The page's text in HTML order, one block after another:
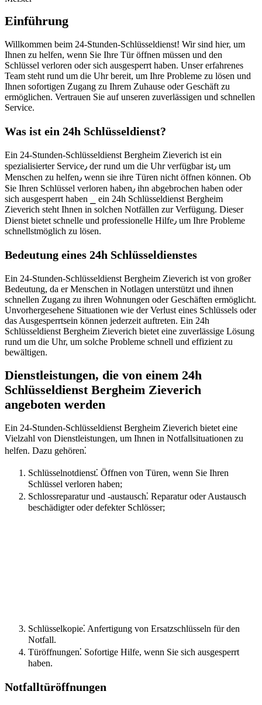
Einführung
Willkommen beim 24-Stunden-Schlüsseldienst!​ Wir sind hier, um
Ihnen zu helfen, wenn Sie Ihre Tür öffnen müssen und den
Schlüssel verloren oder sich ausgesperrt haben. Unser erfahrenes
Team steht rund um die Uhr bereit, um Ihre Probleme zu lösen und
Ihnen sofortigen Zugang zu Ihrem Zuhause oder Geschäft zu
ermöglichen.​ Vertrauen Sie auf unseren zuverlässigen und schnellen
Service.​
Was ist ein 24h Schlüsseldienst?
Ein 24-Stunden-Schlüsseldienst Bergheim Zieverich ist ein
spezialisierter Service٫ der rund um die Uhr verfügbar ist٫ um
Menschen zu helfen٫ wenn sie ihre Türen nicht öffnen können.​ Ob
Sie Ihren Schlüssel verloren haben٫ ihn abgebrochen haben oder
sich ausgesperrt haben ⎯ ein 24h Schlüsseldienst Bergheim
Zieverich steht Ihnen in solchen Notfällen zur Verfügung.​ Dieser
Dienst bietet schnelle und professionelle Hilfe٫ um Ihre Probleme
schnellstmöglich zu lösen.​
Bedeutung eines 24h Schlüsseldienstes
Ein 24-Stunden-Schlüsseldienst Bergheim Zieverich ist von großer
Bedeutung, da er Menschen in Notlagen unterstützt und ihnen
schnellen Zugang zu ihren Wohnungen oder Geschäften ermöglicht.​
Unvorhergesehene Situationen wie der Verlust eines Schlüssels oder
das Ausgesperrtsein können jederzeit auftreten.​ Ein 24h
Schlüsseldienst Bergheim Zieverich bietet eine zuverlässige Lösung
rund um die Uhr, um solche Probleme schnell und effizient zu
bewältigen.​
Dienstleistungen, die von einem 24h
Schlüsseldienst Bergheim Zieverich
angeboten werden
Ein 24-Stunden-Schlüsseldienst Bergheim Zieverich bietet eine
Vielzahl von Dienstleistungen, um Ihnen in Notfallsituationen zu
helfen.​ Dazu gehören⁚
Schlüsselnotdienst⁚ Öffnen von Türen, wenn Sie Ihren
Schlüssel verloren haben;
Schlossreparatur und -austausch⁚ Reparatur oder Austausch
beschädigter oder defekter Schlösser;
Schlüsselkopie⁚ Anfertigung von Ersatzschlüsseln für den
Notfall.​
Türöffnungen⁚ Sofortige Hilfe, wenn Sie sich ausgesperrt
haben.​
Notfalltüröffnungen